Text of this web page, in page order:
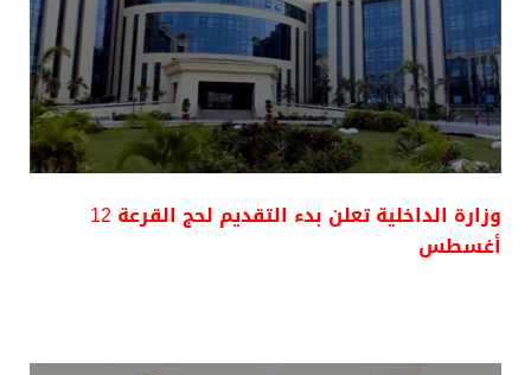
وزارة الداخلية تعلن بدء التقديم لحج القرعة 12
أغسطس